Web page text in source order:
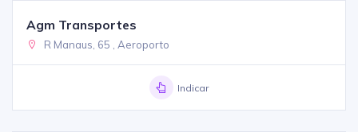
Agm Transportes
R Manaus, 65 , Aeroporto
Indicar